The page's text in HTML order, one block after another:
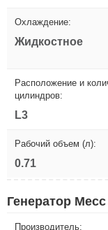
Охлаждение:
Жидкостное
Расположение и
цилиндров:
L3
Рабочий объем (л):
0.71
Генератор
Производитель: